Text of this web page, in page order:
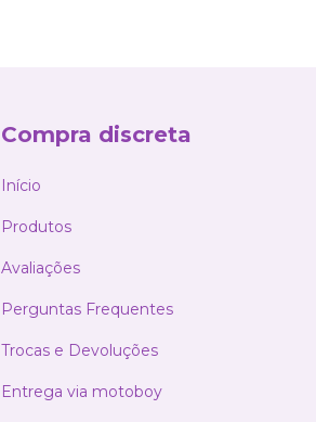
Compra discreta
Início
Produtos
Avaliações
Perguntas Frequentes
Trocas e Devoluções
Entrega via motoboy